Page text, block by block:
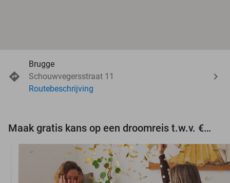
Brugge
Schouwvegersstraat 11
Routebeschrijving
Maak gratis kans op een droomreis t.w.v. €3.000!